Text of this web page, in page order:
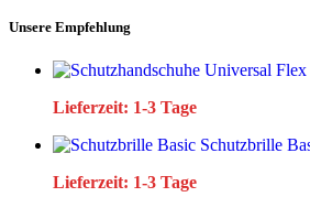
Unsere Empfehlung
Lieferzeit: 1-3 Tage
Schutzbrille
Lieferzeit: 1-3 Tage